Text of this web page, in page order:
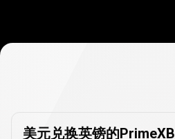
换
美元兑换英镑的